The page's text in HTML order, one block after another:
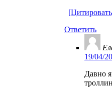
Ответить
19/04/
Давно